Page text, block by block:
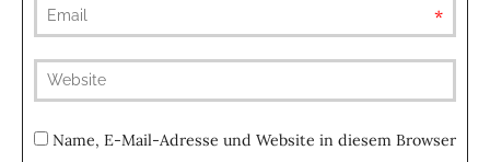
Name, E-Mail-Adresse und Website in diesem Browser